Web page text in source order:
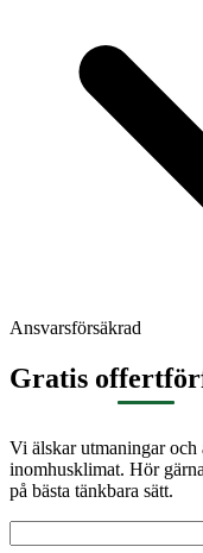
Ansvarsförsäkrad
Gratis
Vi älskar utmaningar
inomhusklimat. Hör
på bästa tänkbara sätt.